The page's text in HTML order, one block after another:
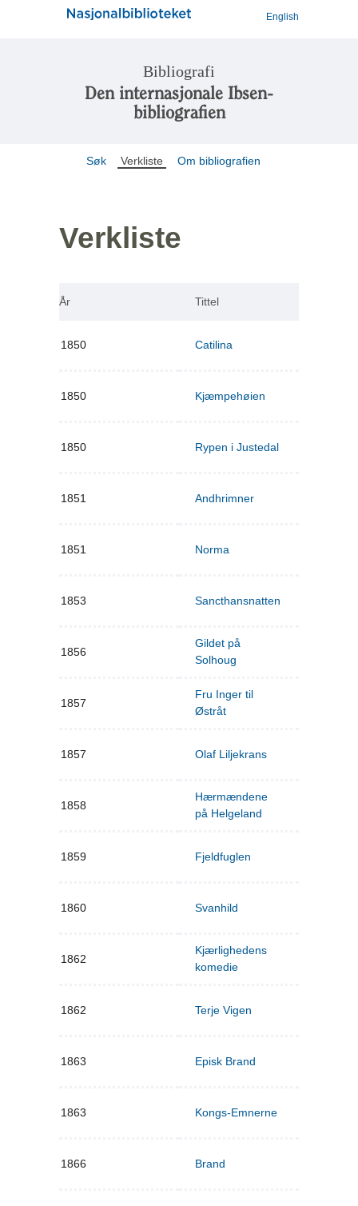
English
Bibliografi
Den internasjonale Ibsen-
bibliografien
Søk Verkliste Om bibliografien
Verkliste
År Tittel
1850 Catilina
1850 Kjæmpehøien
1850 Rypen i Justedal
1851 Andhrimner
1851 Norma
1853 Sancthansnatten
1856
Gildet på
Solhoug
1857
Fru Inger til
Østråt
1857 Olaf Liljekrans
1858
Hærmændene
på Helgeland
1859 Fjeldfuglen
1860 Svanhild
1862
Kjærlighedens
komedie
1862 Terje Vigen
1863 Episk Brand
1863 Kongs-Emnerne
1866 Brand